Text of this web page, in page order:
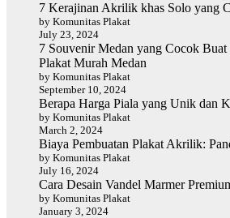
7 Kerajinan Akrilik khas Solo yang
by Komunitas Plakat
July 23, 2024
7 Souvenir Medan yang Cocok
Plakat Murah Medan
by Komunitas Plakat
September 10, 2024
Berapa Harga Piala yang Unik dan
by Komunitas Plakat
March 2, 2024
Biaya Pembuatan Plakat Akrilik:
by Komunitas Plakat
July 16, 2024
Cara Desain Vandel Marmer
by Komunitas Plakat
January 3, 2024